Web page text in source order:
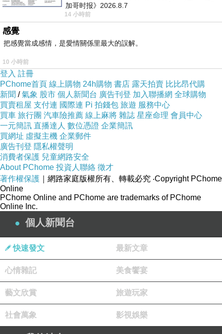
加哥时报》2026.8.7
14 小時前
感覺
把感覺當成感情，是愛情關係里最大的誤解。
10 小時前
登入 註冊
PChome首頁 線上購物 24h購物 書店 露天拍賣 比比昂代購
新聞 /氣象 股市 個人新聞台 廣告刊登 加入聯播網 全球購物
買賣租屋 支付連 國際連 Pi 拍錢包 旅遊 服務中心
買車 旅行團 汽車險推薦 線上麻將 雜誌 星座命理 會員中心
一元簡訊 直播達人 數位憑證 企業簡訊
買網址 虛擬主機 企業郵件
廣告刊登 隱私權聲明
消費者保護 兒童網路安全
About PChome 投資人聯絡 徵才
著作權保護 ｜網路家庭版權所有、轉載必究 ‧Copyright PChome
Online
PChome Online and PChome are trademarks of PChome
Online Inc.
個人新聞台
快速發文 最新文章
心情雜記 美食饗宴
藝文欣賞 旅遊玩家
社會萬象 影視娛樂